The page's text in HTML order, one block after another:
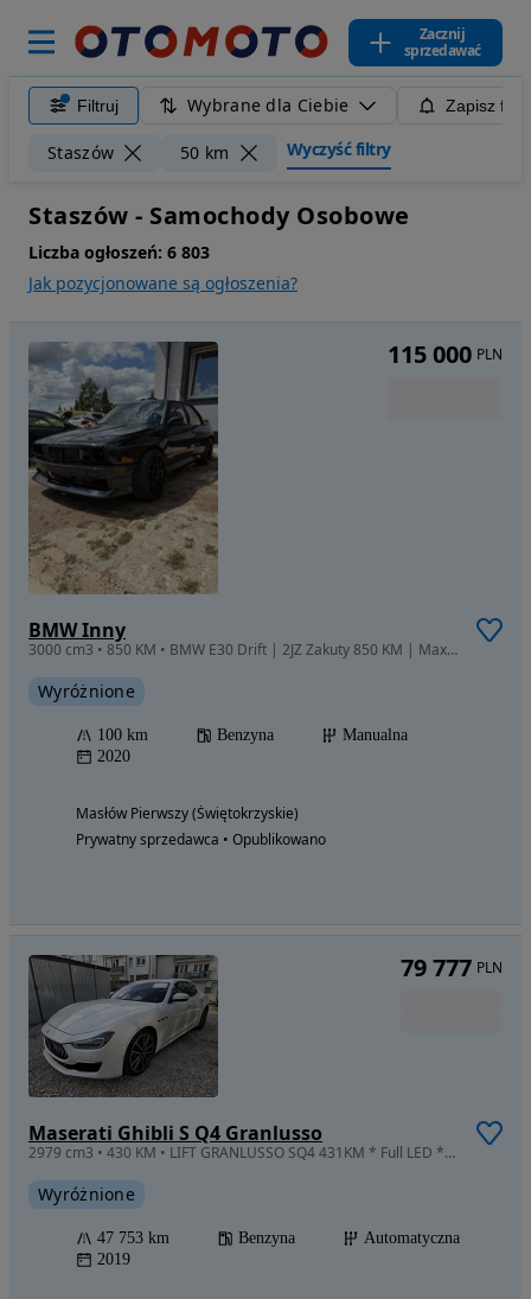
Zacznij
sprzedawać
Filtruj Wybrane dla Ciebie Zapisz
Staszów 50 km Wyczyść filtry
Staszów - Samochody Osobowe
Liczba ogłoszeń: 6 803
Jak pozycjonowane są ogłoszenia?
BMW Inny
3000 cm3 • 850 KM • BMW E30 Drift | 2JZ Zakuty 850 KM | Max Racing | Winters | Wisefab | T
Wyróżnione
100 km Benzyna
Manualna
2020
Masłów Pierwszy (Świętokrzyskie)
Prywatny sprzedawca • Opublikowano
115 000 PLN
Maserati Ghibli S Q4 Granlusso
2979 cm3 • 430 KM • LIFT GRANLUSSO SQ4 431KM * Full LED * Dostępny od ręki w PL OKAZJA
Wyróżnione
47 753 km Benzyna
Automatyczna
2019
79 777 PLN